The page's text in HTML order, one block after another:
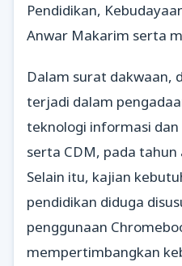
Pendidikan,
Anwar Makarim serta
Dalam surat dakwaan,
terjadi dalam
teknologi informasi
serta CDM, pada
Selain itu, kajian
pendidikan diduga
penggunaan
mempertimbangkan